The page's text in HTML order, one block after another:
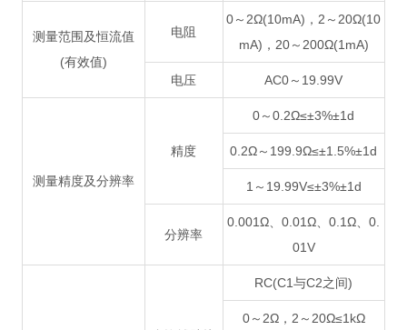
测量范围及恒流值
(有效值)
电阻
0～2Ω(10mA)，2～20Ω(10
mA)，20～200Ω(1mA)
电压 AC0～19.99V
测量精度及分辨率
精度
0～0.2Ω≤±3%±1d
0.2Ω～199.9Ω≤±1.5%±1d
1～19.99V≤±3%±1d
分辨率
0.001Ω、0.01Ω、0.1Ω、0.
01V
RC(C1与C2之间)
0～2Ω，2～20Ω≤1kΩ